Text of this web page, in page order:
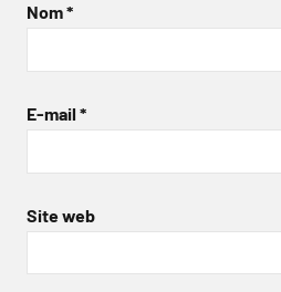
Nom*
E-mail *
Site web